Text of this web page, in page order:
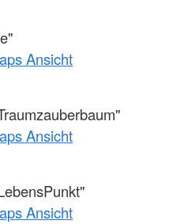
Ansicht
Ansicht
Ansicht